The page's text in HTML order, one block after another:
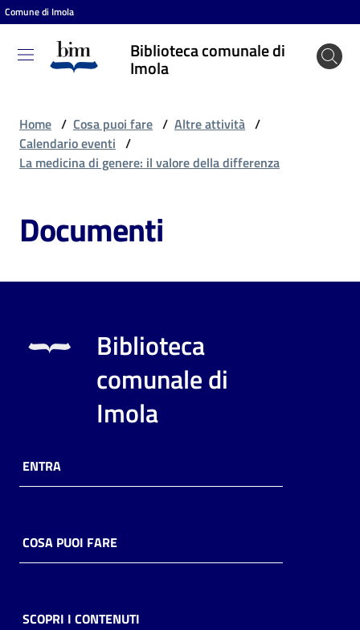
Vai al contenuto
Vai alla navigazione
Vai al footer
Comune di Imola
Biblioteca comunale di
Imola
Biblioteca
comunale
Cosa
fare
Scopri
online
Piani
Home / Cosa puoi fare / Altre attività /
Calendario eventi /
La medicina di genere: il valore della differenza
Documenti
Biblioteca
comunale di
Imola
ENTRA
COSA PUOI FARE
SCOPRI I CONTENUTI